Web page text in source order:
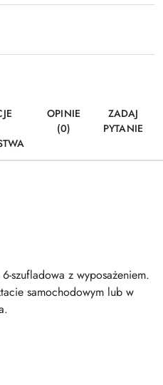
OPINIE
(0)
ZADAJ
PYTANIE
szufladowa z wyposażeniem.
samochodowym lub w